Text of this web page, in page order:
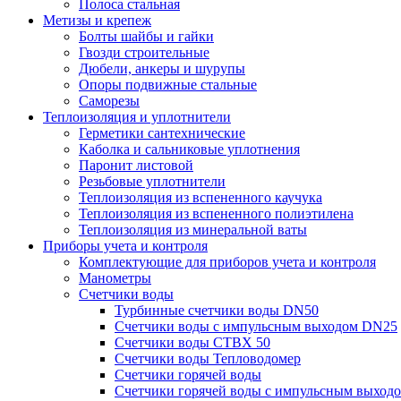
Полоса стальная
Метизы и крепеж
Болты шайбы и гайки
Гвозди строительные
Дюбели, анкеры и шурупы
Опоры подвижные стальные
Саморезы
Теплоизоляция и уплотнители
Герметики сантехнические
Каболка и сальниковые уплотнения
Паронит листовой
Резьбовые уплотнители
Теплоизоляция из вспененного каучука
Теплоизоляция из вспененного полиэтилена
Теплоизоляция из минеральной ваты
Приборы учета и контроля
Комплектующие для приборов учета и контроля
Манометры
Счетчики воды
Турбинные счетчики воды DN50
Счетчики воды с импульсным выходом DN25
Счетчики воды СТВХ 50
Счетчики воды Тепловодомер
Счетчики горячей воды
Счетчики горячей воды с импульсным